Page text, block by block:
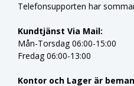
Telefonsupporten har
Kundtjänst Via Mail:
Mån-Torsdag 06:00-15:00
Fredag 06:00-13:00
Kontor och Lager är